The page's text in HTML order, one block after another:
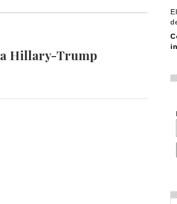
Hillary-Trump